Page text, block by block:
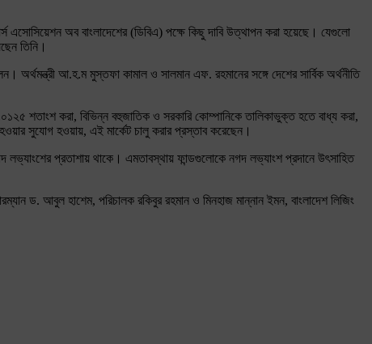
এসোসিয়েশন অব বাংলাদেশের (ডিবিএ) পক্ষে কিছু দাবি উত্থাপন করা হয়েছে। যেগুলো
তিনি।
অর্থমন্ত্রী আ.হ.ম মুস্তফা কামাল ও সালমান এফ. রহমানের সঙ্গে দেশের সার্বিক অর্থনীতি
শতাংশ করা, বিভিন্ন বহুজাতিক ও সরকারি কোম্পানিকে তালিকাভুক্ত হতে বাধ্য করা,
সুযোগ হওয়ায়, এই মার্কেট চালু করার প্রস্তাব করেছেন।
লভ্যাংশের প্রতাশায় থাকে। এমতাবস্থায় ফান্ডগুলোকে নগদ লভ্যাংশ প্রদানে উৎসাহিত
ড. আবুল হাশেম, পরিচালক রকিবুর রহমান ও মিনহাজ মান্নান ইমন, বাংলাদেশ লিজিং